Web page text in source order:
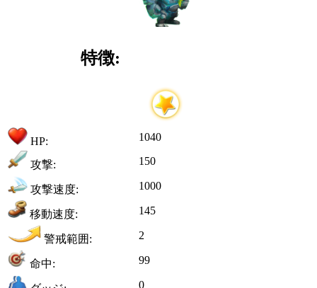
特徴:
HP: 1040
攻撃: 150
攻撃速度: 1000
移動速度: 145
警戒範囲: 2
命中: 99
0